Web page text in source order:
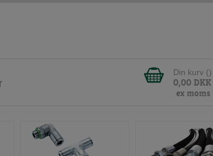
Din kurv ()
0,00 DKK
ex moms